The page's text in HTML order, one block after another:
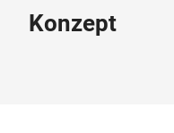
Konzept